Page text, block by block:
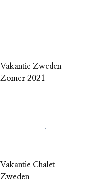
Vakantie Zweden
Zomer 2021
Vakantie Chalet
Zweden